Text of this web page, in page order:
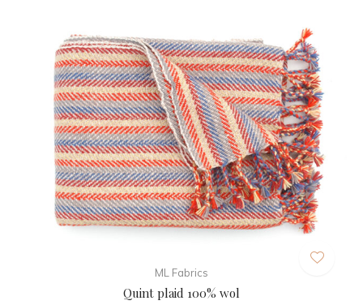
ML Fabrics
Quint plaid 100% wol